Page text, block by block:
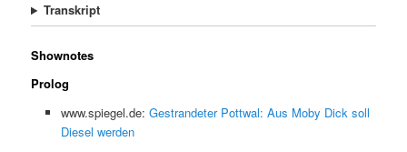
Transkript
Shownotes
Prolog
www.spiegel.de: Gestrandeter Pottwal: Aus Moby Dick soll
Diesel werden